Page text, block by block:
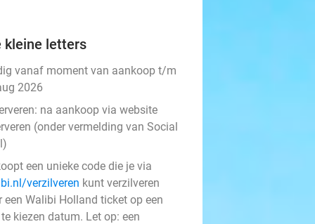
kleine letters
vanaf moment van aankoop t/m
2026
na aankoop via website
(onder vermelding van Social
een unieke code die je via
verzilveren kunt verzilveren
een Walibi Holland ticket op een
kiezen datum. Let op: een